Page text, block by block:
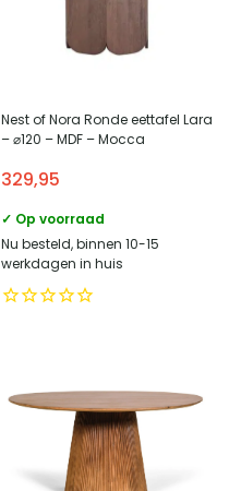
Nest of Nora Ronde eettafel Lara
– ⌀120 – MDF – Mocca
329,95
✓ Op voorraad
Nu besteld, binnen 10-15
werkdagen in huis